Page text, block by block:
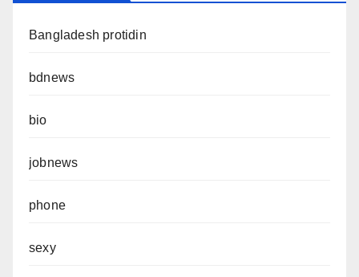
Bangladesh protidin
bdnews
bio
jobnews
phone
sexy